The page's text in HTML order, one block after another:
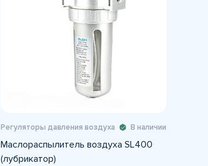
Регуляторы давления воздуха В наличии
Маслораспылитель воздуха SL400
(лубрикатор)